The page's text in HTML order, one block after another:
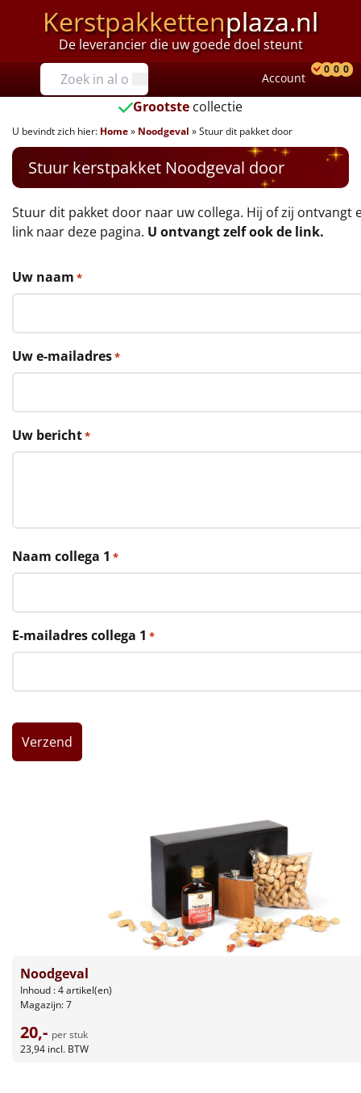
Kerstpakkettenplaza.nl
De leverancier die uw goede doel steunt
Prijzen
Tot €25
€25 tot €35
€35 tot €40
€40 tot €45
€50 tot €55
€55 tot €75
€75 tot €100
€100 en hoger
Alle kerstpakketten 2026
Rituals
Mannen
Leuke
Pizzarette
Tas
Wake up light
Account
0 0 0
Grootste collectie
U bevindt zich hier: Home» Noodgeval »Stuur dit pakket door
Stuur kerstpakket Noodgeval door
Stuur dit pakket door naar uw collega. Hij of zij ontvangt
link naar deze pagina. U ontvangt zelf ook de link.
Uw naam *
Uw e-mailadres*
Uw bericht*
Naam collega 1 *
E-mailadres collega 1 *
Noodgeval
Inhoud : 4 artikel(en)
Magazijn: 7
20,- per stuk
23,94 incl. BTW